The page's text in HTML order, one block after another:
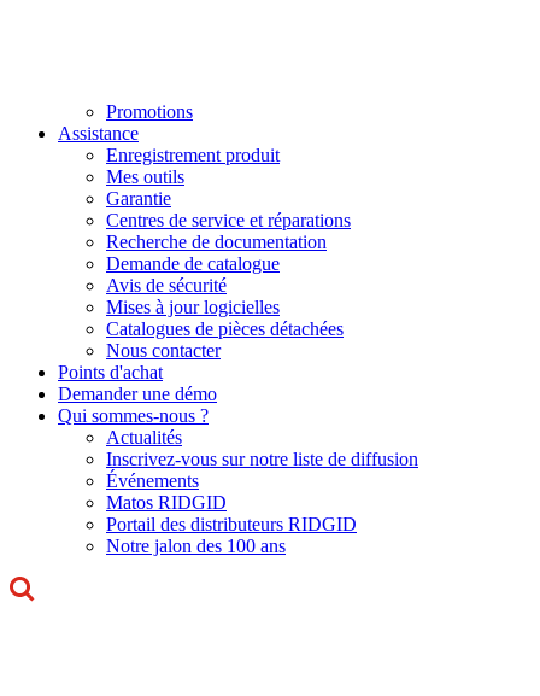
Promotions
Assistance
Enregistrement produit
Mes outils
Garantie
Centres de service et réparations
Recherche de documentation
Demande de catalogue
Avis de sécurité
Mises à jour logicielles
Catalogues de pièces détachées
Nous contacter
Points d'achat
Demander une démo
Qui sommes-nous ?
Actualités
Inscrivez-vous sur notre liste de diffusion
Événements
Matos RIDGID
Portail des distributeurs RIDGID
Notre jalon des 100 ans